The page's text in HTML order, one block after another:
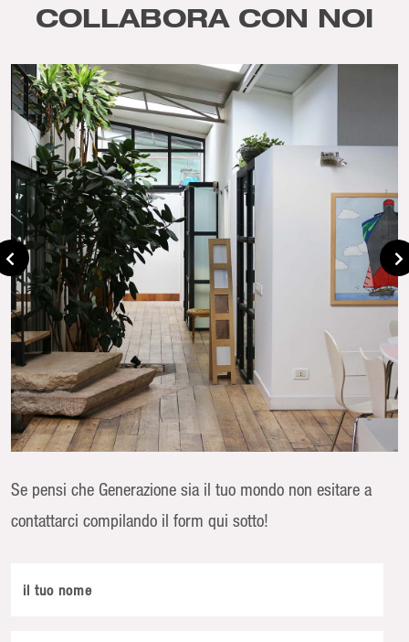
COLLABORA CON NOI
Se pensi che Generazione sia il tuo mondo non esitare a
contattarci compilando il form qui sotto!
il tuo nome